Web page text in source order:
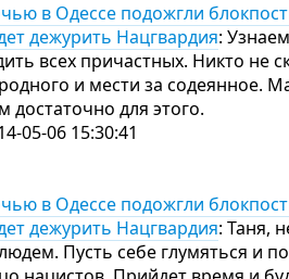
в Одессе подожгли
дежурить Нацгвардия:
всех причастных. Никто не
и мести за содеянное.
достаточно для этого.
05-06 15:30:41
в Одессе подожгли
дежурить Нацгвардия: Таня,
Пусть себе глумяться и